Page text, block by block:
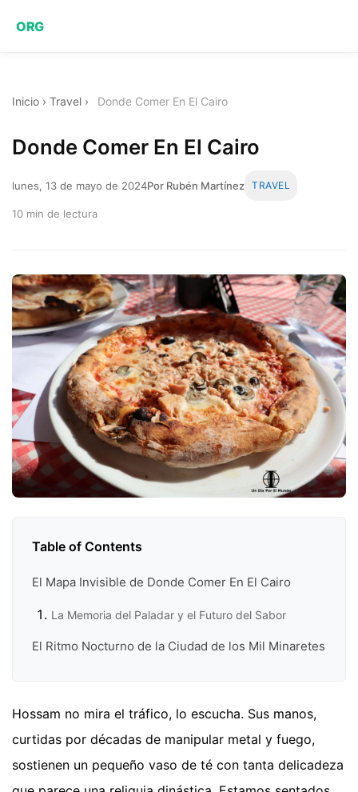
ORG
Inicio › Travel › Donde Comer En El Cairo
Donde Comer En El Cairo
lunes, 13 de mayo de 2024Por Rubén Martínez TRAVEL
10 min de lectura
Table of Contents
El Mapa Invisible de Donde Comer En El Cairo
La Memoria del Paladar y el Futuro del Sabor
El Ritmo Nocturno de la Ciudad de los Mil Minaretes
Hossam no mira el tráfico, lo escucha. Sus manos,
curtidas por décadas de manipular metal y fuego,
sostienen un pequeño vaso de té con tanta delicadeza